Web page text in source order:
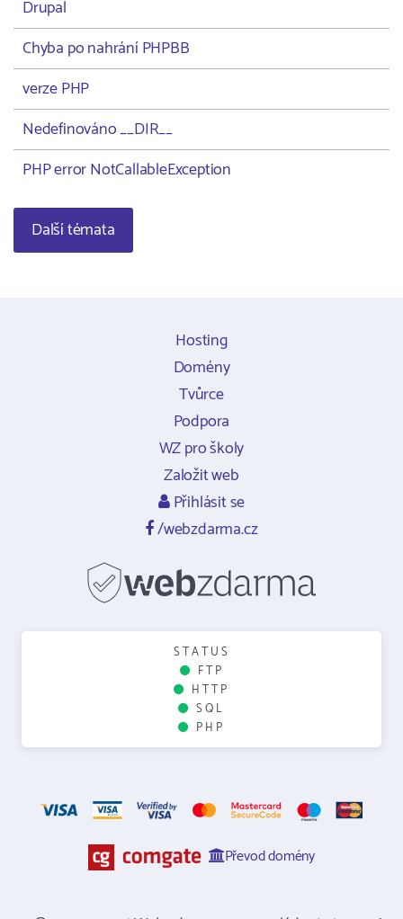
Drupal
Chyba po nahrání PHPBB
verze PHP
Nedefinováno __DIR__
PHP error NotCallableException
Další témata
Hosting
Domény
Tvůrce
Podpora
WZ pro školy
Založit web
Přihlásit se
/webzdarma.cz
STATUS
FTP
HTTP
SQL
PHP
Převod domény